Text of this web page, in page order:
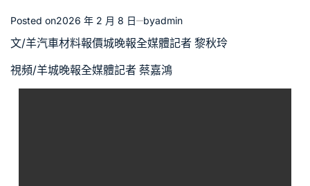
Posted on2026 年 2 月 8 日 byadmin
文/羊汽車材料報價城晚報全媒體記者 黎秋玲
視頻/羊城晚報全媒體記者 蔡嘉鴻